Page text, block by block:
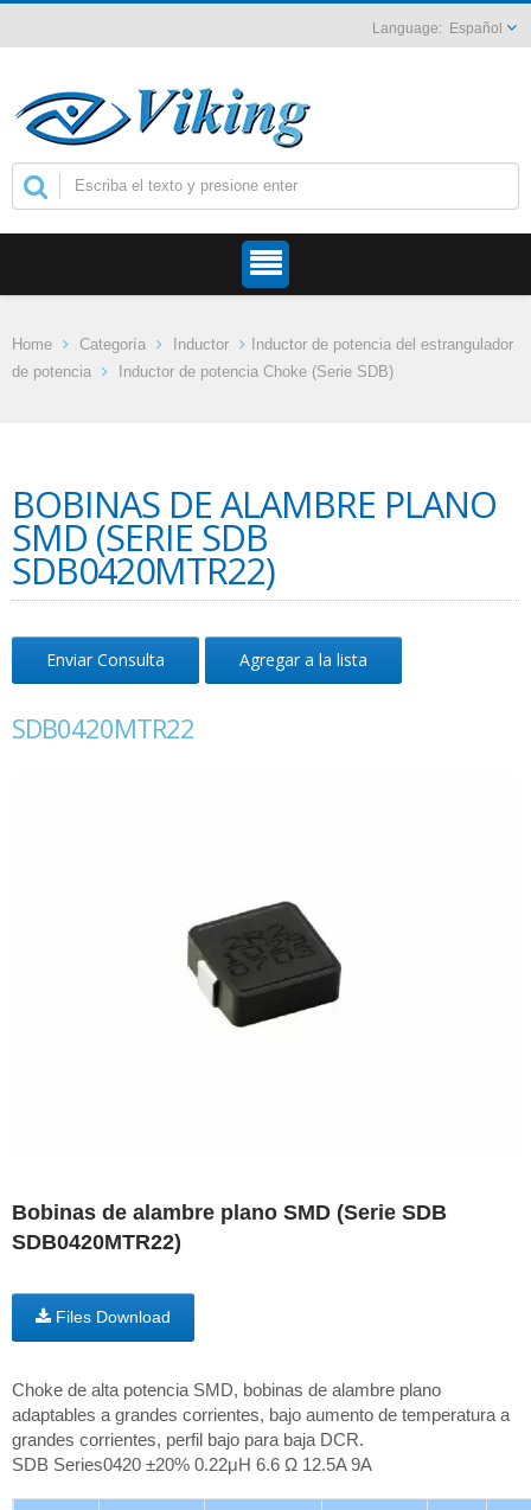
Español
Home Categoría Inductor
Inductor de potencia del estrangulador
de potencia
Inductor de potencia Choke (Serie SDB)
BOBINAS DE ALAMBRE PLANO
SMD (SERIE SDB
SDB0420MTR22)
Enviar Consulta Agregar a la lista
SDB0420MTR22
Bobinas de alambre plano SMD (Serie SDB
SDB0420MTR22)
Files Download
Choke de alta potencia SMD, bobinas de alambre plano
adaptables a grandes corrientes, bajo aumento de temperatura a
grandes corrientes, perfil bajo para baja DCR.
SDB Series0420 ±20% 0.22μH 6.6 Ω 12.5A 9A